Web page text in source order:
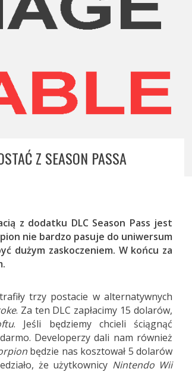
Z SEASON PASSA
z dodatku DLC Season Pass jest
nie bardzo pasuje do uniwersum
dużym zaskoczeniem. W końcu za
trzy postacie w alternatywnych
. Za ten DLC zapłacimy 15 dolarów,
. Jeśli będziemy chcieli ściągnąć
Developerzy dali nam również
będzie nas kosztował 5 dolarów
że użytkownicy Nintendo Wii